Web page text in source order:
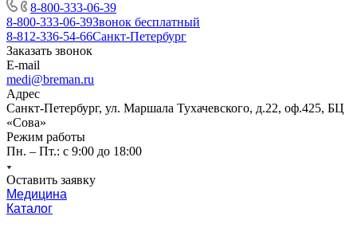
8-800-333-06-39
8-800-333-06-39Звонок бесплатный
8-812-336-54-66Санкт-Петербург
Заказать звонок
E-mail
medi@breman.ru
Адрес
Санкт-Петербург, ул. Маршала Тухачевского, д.22, оф.425, БЦ
«Сова»
Режим работы
Пн. – Пт.: с 9:00 до 18:00
Оставить заявку
Медицина
Каталог